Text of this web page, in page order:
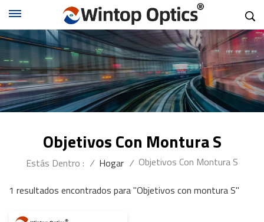
Objetivos Con Montura S
Estás Dentro : / Hogar / Objetivos Con Montura S
1 resultados encontrados para "Objetivos con montura S"